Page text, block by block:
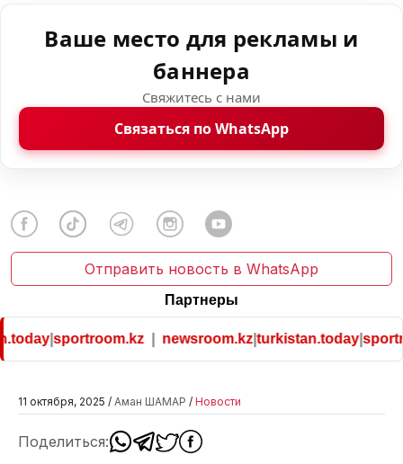
Ваше место для рекламы и
баннера
Свяжитесь с нами
Связаться по WhatsApp
Отправить новость в WhatsApp
Партнеры
|sportroom.kz| newsroom.kz|turkistan.today|
11 октября, 2025 / Аман ШАМАР / Новости
Поделиться: